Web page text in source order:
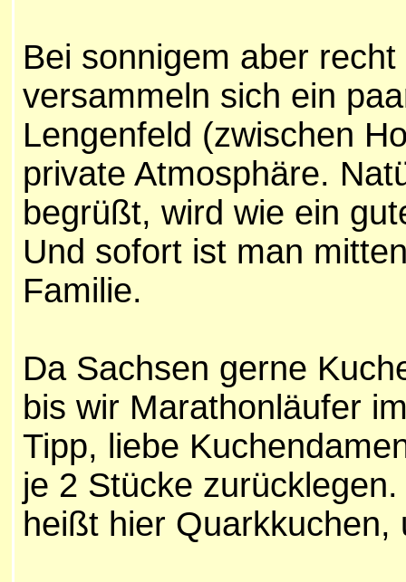
Bei sonnigem aber
versammeln sich ein
Lengenfeld (zwischen
private Atmosphäre.
begrüßt, wird wie ein
Und sofort ist man
Familie.
Da Sachsen gerne
bis wir Marathonläufer
Tipp, liebe
je 2 Stücke
heißt hier